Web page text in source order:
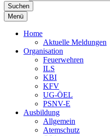
Suchen
Menü
Home
Aktuelle Meldungen
Organisation
Feuerwehren
ILS
KBI
KFV
UG-ÖEL
PSNV-E
Ausbildung
Allgemein
Atemschutz